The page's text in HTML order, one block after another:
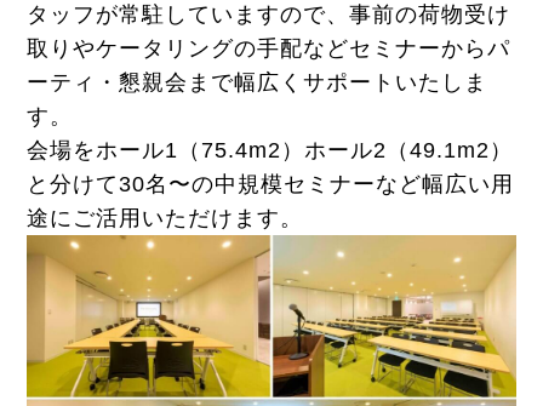
タッフが常駐していますので、事前の荷物受け
取りやケータリングの手配などセミナーからパ
ーティ・懇親会まで幅広くサポートいたしま
す。
会場をホール1（75.4m2）ホール2（49.1m2）
と分けて30名〜の中規模セミナーなど幅広い用
途にご活用いただけます。